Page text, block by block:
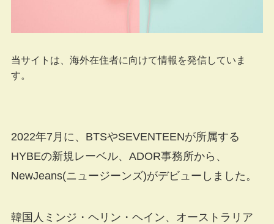
当サイトは、海外在住者に向けて情報を発信していま
す。
2022年7月に、BTSやSEVENTEENが所属する
HYBEの新規レーベル、ADOR事務所から、
NewJeans(ニュージーンズ)がデビューしました。
韓国人ミンジ・ヘリン・ヘイン、オーストラリア